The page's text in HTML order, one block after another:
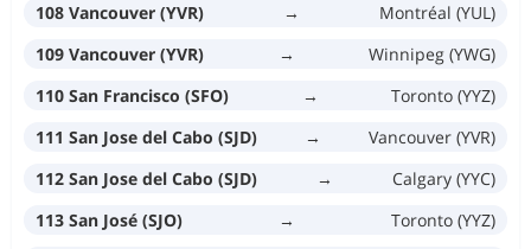
108 Vancouver (YVR)
→
Montréal (YUL)
109 Vancouver (YVR)
→
Winnipeg (YWG)
110 San Francisco (SFO)
→
Toronto (YYZ)
111 San Jose del Cabo (SJD)
→
Vancouver (YVR)
112 San Jose del Cabo (SJD)
→
Calgary (YYC)
113 San José (SJO)
→
Toronto (YYZ)